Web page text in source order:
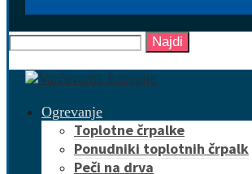
Najdi
Ogrevanje
Toplotne črpalke
Ponudniki toplotnih črpalk
Peči na drva